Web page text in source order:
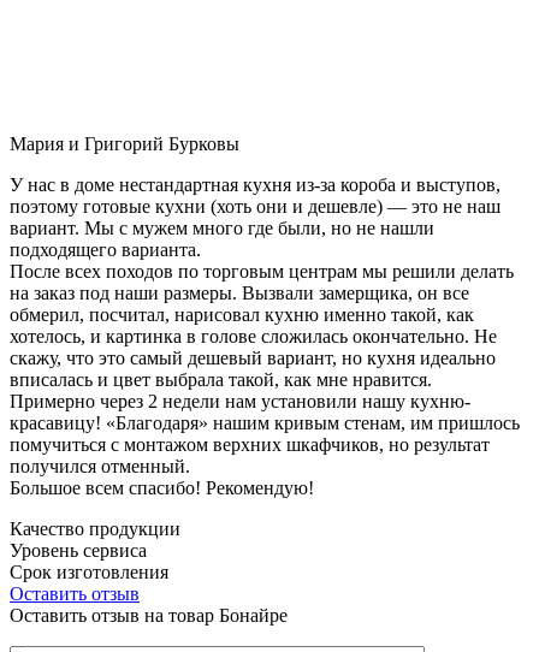
Мария и Григорий Бурковы
У нас в доме нестандартная кухня из-за короба и выступов,
поэтому готовые кухни (хоть они и дешевле) — это не наш
вариант. Мы с мужем много где были, но не нашли
подходящего варианта.
После всех походов по торговым центрам мы решили делать
на заказ под наши размеры. Вызвали замерщика, он все
обмерил, посчитал, нарисовал кухню именно такой, как
хотелось, и картинка в голове сложилась окончательно. Не
скажу, что это самый дешевый вариант, но кухня идеально
вписалась и цвет выбрала такой, как мне нравится.
Примерно через 2 недели нам установили нашу кухню-
красавицу! «Благодаря» нашим кривым стенам, им пришлось
помучиться с монтажом верхних шкафчиков, но результат
получился отменный.
Большое всем спасибо! Рекомендую!
Качество продукции
Уровень сервиса
Срок изготовления
Оставить отзыв
Оставить отзыв на товар Бонайре